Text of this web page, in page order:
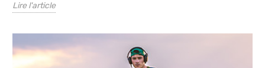
Lire l'article